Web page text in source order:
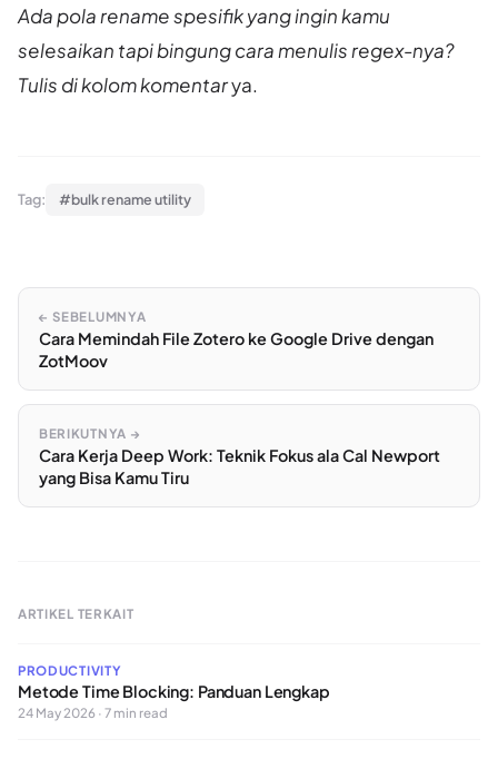
Ada pola rename spesifik yang ingin kamu
selesaikan tapi bingung cara menulis regex-nya?
Tulis di kolom komentarya.
Tag: #bulk rename utility
← SEBELUMNYA
Cara Memindah File Zotero ke Google Drive dengan
ZotMoov
BERIKUTNYA →
Cara Kerja Deep Work: Teknik Fokus ala Cal Newport
yang Bisa Kamu Tiru
ARTIKEL TERKAIT
PRODUCTIVITY
Metode Time Blocking: Panduan Lengkap
24 May 2026 · 7 min read